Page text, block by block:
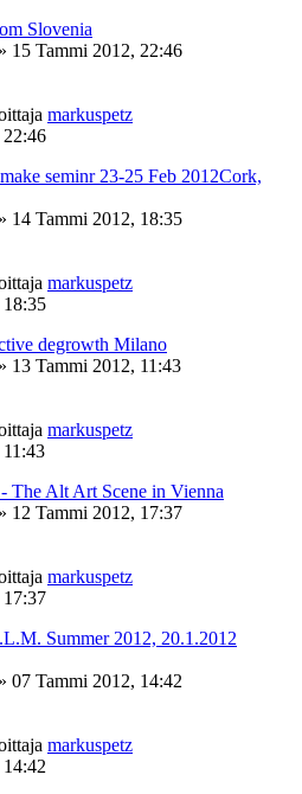
Slovenia
» 15 Tammi 2012, 22:46
markuspetz
seminr 23-25 Feb 2012Cork,
» 14 Tammi 2012, 18:35
markuspetz
degrowth Milano
» 13 Tammi 2012, 11:43
markuspetz
The Alt Art Scene in Vienna
» 12 Tammi 2012, 17:37
markuspetz
Summer 2012, 20.1.2012
» 07 Tammi 2012, 14:42
markuspetz